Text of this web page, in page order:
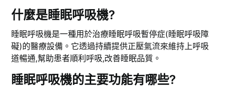
什麼是睡眠呼吸機?
睡眠呼吸機是一種用於治療睡眠呼吸暫停症(睡眠呼吸障
礙)的醫療設備。它透過持續提供正壓氣流來維持上呼吸
道暢通,幫助患者順利呼吸,改善睡眠品質。
睡眠呼吸機的主要功能有哪些?